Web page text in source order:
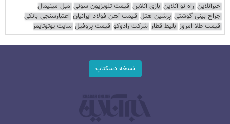
خبرآنلاین راه نو آنلاین بازی آنلاین قیمت تلویزیون سونی مبل مینیمال
جراح بینی گوشتی پرشین هتل قیمت آهن فولاد ایرانیان اعتبارسنجی بانکی
قیمت طلا امروز بلیط قطار شرکت رادوکو قیمت پروفیل سایت یوتوتایمز
نسخه دسکتاپ